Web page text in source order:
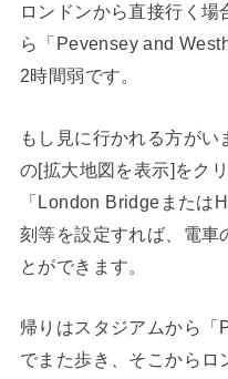
ロンドンから直接行く
ら「Pevensey and
2時間弱です。
もし見に行かれる方が
の[拡大地図を表示]をク
「London Bridgeまたは
刻等を設定すれば、電車
とができます。
帰りはスタジアムから「
でまた歩き、そこからロ